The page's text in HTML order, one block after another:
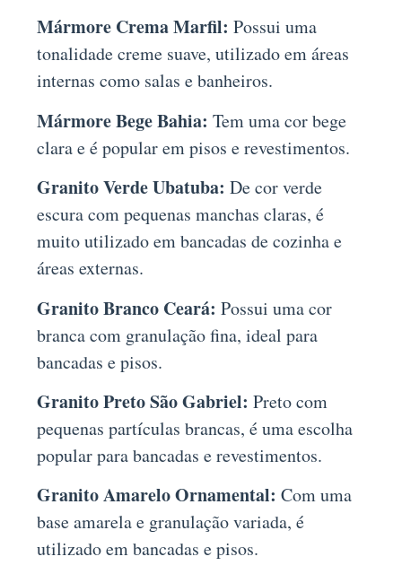
Mármore Crema Marfil: Possui uma
tonalidade creme suave, utilizado em áreas
internas como salas e banheiros.
Mármore Bege Bahia: Tem uma cor bege
clara e é popular em pisos e revestimentos.
Granito Verde Ubatuba: De cor verde
escura com pequenas manchas claras, é
muito utilizado em bancadas de cozinha e
áreas externas.
Granito Branco Ceará: Possui uma cor
branca com granulação fina, ideal para
bancadas e pisos.
Granito Preto São Gabriel: Preto com
pequenas partículas brancas, é uma escolha
popular para bancadas e revestimentos.
Granito Amarelo Ornamental: Com uma
base amarela e granulação variada, é
utilizado em bancadas e pisos.